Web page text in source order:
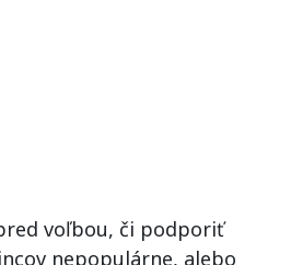
voľbou, či podporiť
nepopulárne, alebo